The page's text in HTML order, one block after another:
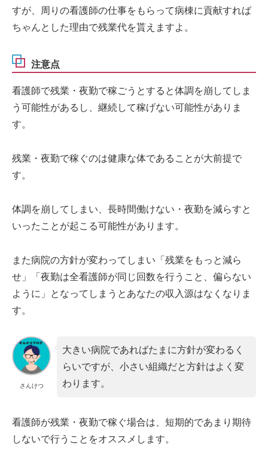
すが、周りの看護師の仕事をもらって病棟に貢献すれば
ちゃんとした理由で残業代を貰えますよ。
注意点
看護師で残業・夜勤で稼ごうとすると体調を崩してしま
う可能性があるし、継続して稼げない可能性がありま
す。
残業・夜勤で稼ぐのは健康な体であることが大前提で
す。
体調を崩してしまい、長時間働けない・夜勤を減らすと
いったことが起こる可能性があります。
また病院の方針が変わってしまい「残業をもっと減ら
せ」「夜勤は全看護師が同じ回数を行うこと、偏らない
ように」となってしまうとあなたの収入源はなくなりま
す。
さんけつ
大きい病院であればたまに方針が変わるく
らいですが、小さい組織だと方針はよく変
わります。
看護師が残業・夜勤で稼ぐ場合は、短期的であまり期待
しないで行うことをオススメします。